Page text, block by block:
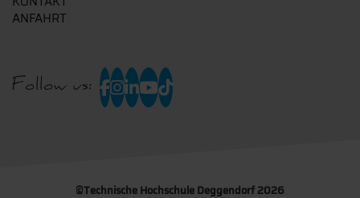
ANFAHRT
Follow us:
©Technische Hochschule Deggendorf 2026